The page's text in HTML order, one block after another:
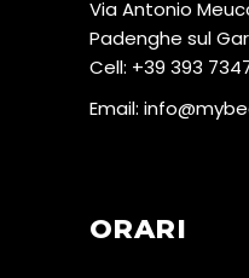
Via Antonio
Padenghe sul
Cell: +39 393
Email:
ORARI